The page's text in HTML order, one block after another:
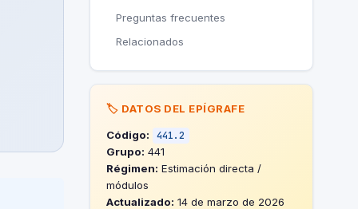
Preguntas frecuentes
Relacionados
🏷️ DATOS DEL EPÍGRAFE
Código:
441.2
Grupo: 441
Régimen: Estimación directa /
módulos
Actualizado: 14 de marzo de 2026